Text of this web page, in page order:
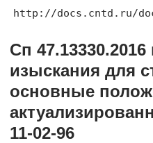
http://docs.cntd.ru/
Сп
изыскания для
основные
11-02-96